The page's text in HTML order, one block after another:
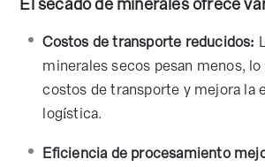
Costos de transporte reducidos:
minerales secos pesan menos,
costos de transporte y mejora la
logística.
Eficiencia de procesamiento